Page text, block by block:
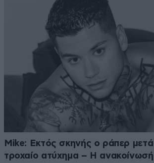
Mike: Εκτός σκηνής ο ράπερ
τροχαίο ατύχημα – Η